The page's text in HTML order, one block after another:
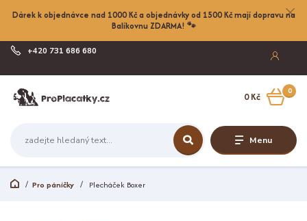
Dárek k objednávce nad 1000 Kč a objednávky od 1500 Kč mají dopravu na
Balíkovnu ZDARMA! 🐾
Menu
+420 731 686 680
0
0 Kč
Pro páníčky Plecháček Boxer